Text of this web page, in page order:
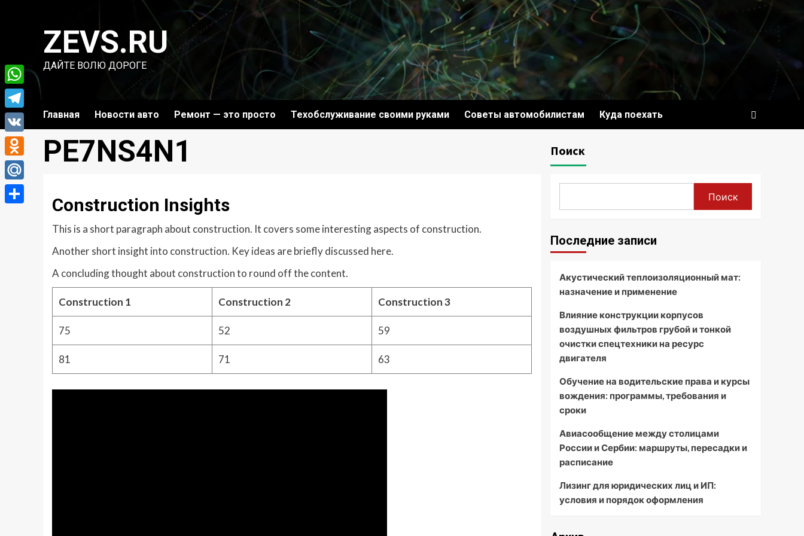
содержимомуZEVS.RU
ДАЙТЕ ВОЛЮ ДОРОГЕ
Главная Новости авто Ремонт — это просто Техобслуживание своими руками Советы автомобилистам Куда поехать
PE7NS4N1
Construction Insights
This is a short paragraph about construction. It covers some interesting aspects of construction.
Another short insight into construction. Key ideas are briefly discussed here.
A concluding thought about construction to round off the content.
Construction 1 Construction 2 Construction 3
75 52 59
81 71 63
Поиск
Поиск
Последние записи
Акустический теплоизоляционный мат:
назначение и применение
Влияние конструкции корпусов
воздушных фильтров грубой и тонкой
очистки спецтехники на ресурс
двигателя
Обучение на водительские права и курсы
вождения: программы, требования и
сроки
Авиасообщение между столицами
России и Сербии: маршруты, пересадки и
расписание
Лизинг для юридических лиц и ИП:
условия и порядок оформления
WhatsApp
Telegram
VK
Odnoklassniki
Mail.Ru
Отправить